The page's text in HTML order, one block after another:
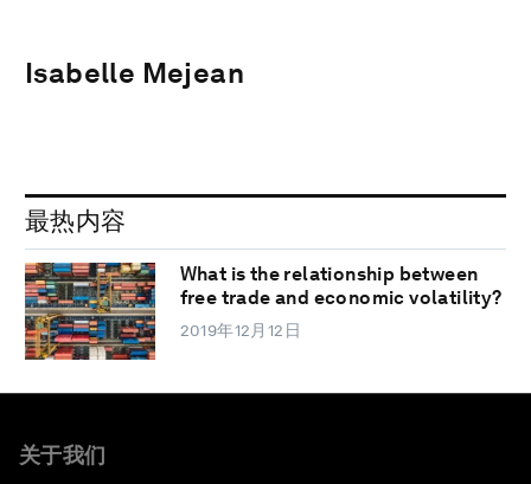
Isabelle Mejean
最热内容
What is the relationship between
free trade and economic volatility?
2019年12月12日
关于我们